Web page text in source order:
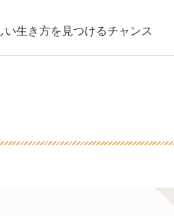
い生き方を見つけるチャンス